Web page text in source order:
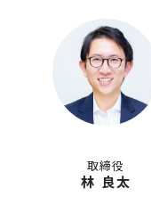
取締役
林 良太